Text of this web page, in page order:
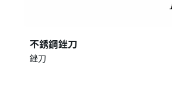
不銹鋼銼刀
銼刀